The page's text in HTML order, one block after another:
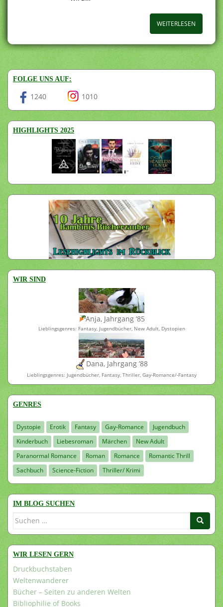
WEITERLESEN
FOLGE UNS AUF:
1240 1010
HIGHLIGHTS 2025
WIR SIND
Anja, Jahrgang ’85
Lieblingsgenres: Fantasy, Jugendbücher, New Adult, Dystopien
Dana, Jahrgang ’88
Lieblingsgenres: Jugendbücher, Fantasy, Thriller, Gay-Romance/-Fantasy
GENRES
Dystopie Erotik Fantasy Gay-Romance
Jugendbuch
Kinderbuch
Liebesroman Märchen
New Adult
Paranormal Romance
Roman Romance
Romantic Thrill
Sachbuch
Science-Fiction Thriller/ Krimi
IM BLOG SUCHEN
Suchen
WIR LESEN GERN
Druckbuchstaben
Weltenwanderer
Bücher – Seiten zu anderen Welten
Bibliophilie of Books